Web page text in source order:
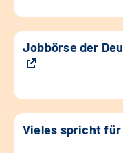
Jobbörse der
Vieles spricht für